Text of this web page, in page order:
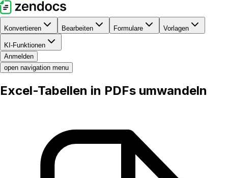
Konvertieren Bearbeiten Formulare Vorlagen
KI-Funktionen
Anmelden
open navigation menu
Excel-Tabellen in PDFs umwandeln